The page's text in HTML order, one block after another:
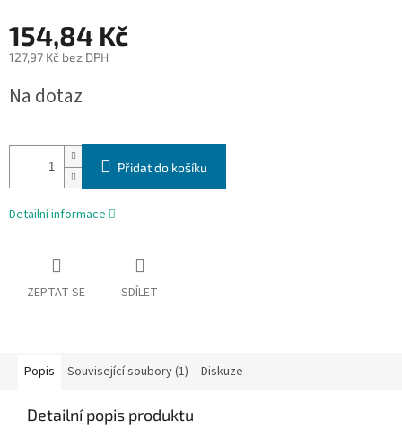
154,84 Kč
127,97 Kč bez DPH
cena:
Na dotaz
Přidat do košíku
Detailní informace
ZEPTAT SE SDÍLET
Popis Související soubory (1) Diskuze
Detailní popis produktu